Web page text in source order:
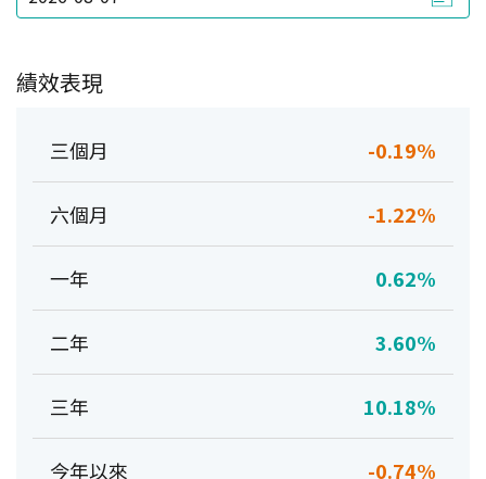
績效表現
三個月 -0.19%
六個月 -1.22%
一年 0.62%
二年 3.60%
三年 10.18%
今年以來 -0.74%